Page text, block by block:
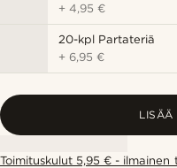
+4,95 €
20-kpl Partateriä
+6,95 €
LISÄÄ
Toimituskulut 5,95 € -